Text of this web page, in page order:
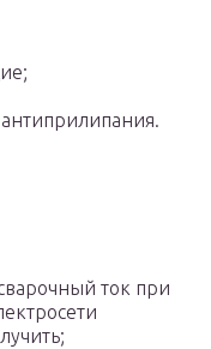
антиприлипания.
ток при